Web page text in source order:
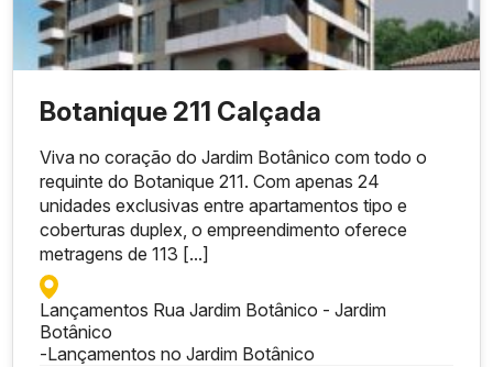
Botanique 211 Calçada
Viva no coração do Jardim Botânico com todo o
requinte do Botanique 211. Com apenas 24
unidades exclusivas entre apartamentos tipo e
coberturas duplex, o empreendimento oferece
metragens de 113 [...]
Lançamentos Rua Jardim Botânico - Jardim
Botânico
-Lançamentos no Jardim Botânico